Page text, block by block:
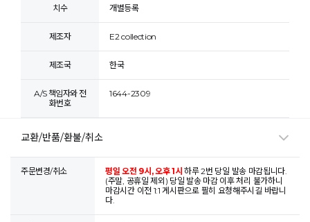
치수 개별등록
제조자 E2 collection
제조국 한국
A/S 책임자와 전
화번호
1644-2309
교환/반품/환불/취소
주문변경/취소 평일 오전 9시, 오후 1시하루 2번 당일 발송 마감됩니다.
(주말, 공휴일 제외) 당일 발송 마감 이후 처리 불가하니
마감시간 이전 1:1 게시판으로 필히 요청해주시길 바랍니
다.